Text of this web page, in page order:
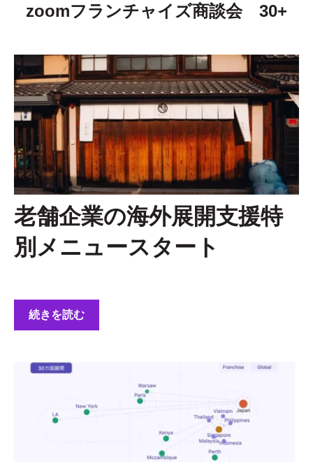
zoomフランチャイズ商談会 30+
老舗企業の海外展開支援特
別メニュースタート
続きを読む